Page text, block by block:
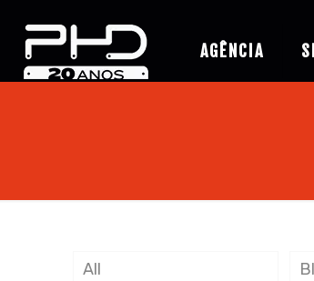
AGÊNCIA
All